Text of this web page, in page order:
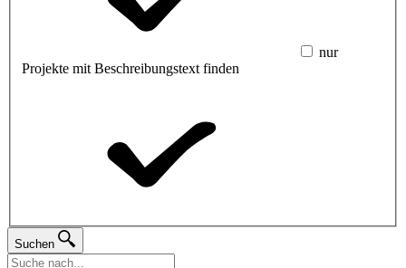
nur
Projekte mit Beschreibungstext finden
Suchen